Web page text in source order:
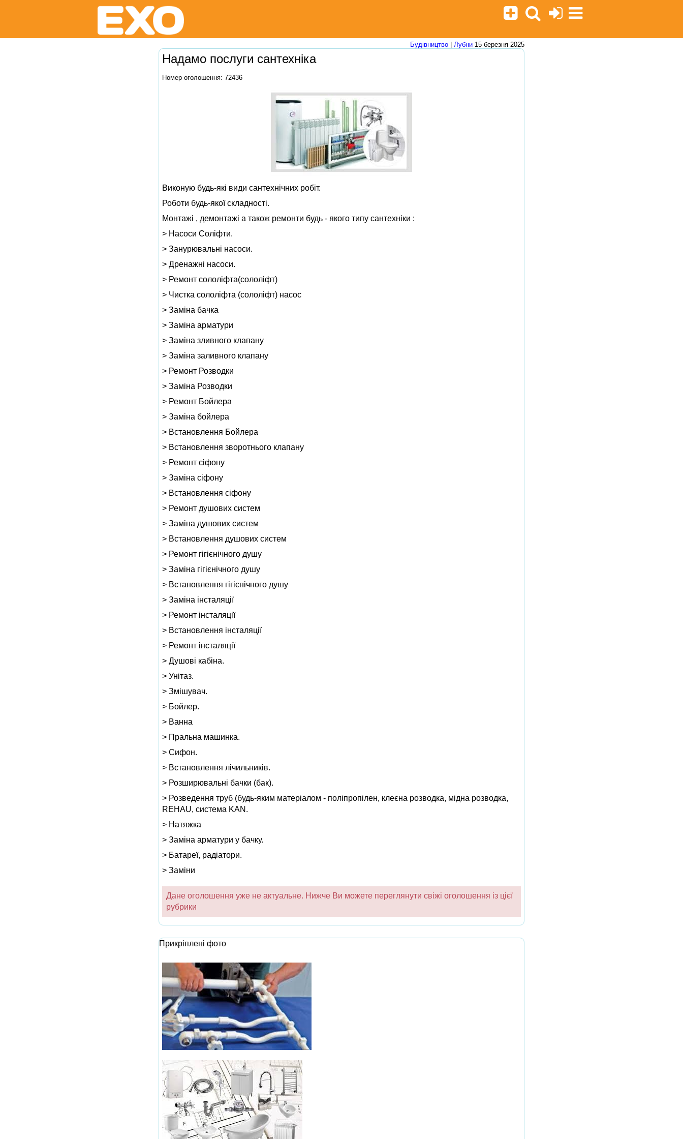
Будівництво Лубни 15 березня 2025
Надамо послуги сантехніка
Номер оголошення: 72436
Виконую будь-які види сантехнічних робіт.
Роботи будь-якої складності.
Монтажі , демонтажі а також ремонти будь - якого типу сантехніки :
> Насоси Соліфти.
> Занурювальні насоси.
> Дренажні насоси.
> Ремонт сололіфта(сололіфт)
> Чистка сололіфта (сололіфт) насос
> Заміна бачка
> Заміна арматури
> Заміна зливного клапану
> Заміна заливного клапану
> Ремонт Розводки
> Заміна Розводки
> Ремонт Бойлера
> Заміна бойлера
> Встановлення Бойлера
> Встановлення зворотнього клапану
> Ремонт сіфону
> Заміна сіфону
> Встановлення сіфону
> Ремонт душових систем
> Заміна душових систем
> Встановлення душових систем
> Ремонт гігієнічного душу
> Заміна гігієнічного душу
> Встановлення гігієнічного душу
> Заміна інсталяції
> Ремонт інсталяції
> Встановлення інсталяції
> Ремонт інсталяції
> Душові кабіна.
> Унітаз.
> Змішувач.
> Бойлер.
> Ванна
> Пральна машинка.
> Сифон.
> Встановлення лічильників.
> Розширювальні бачки (бак).
> Розведення труб (будь-яким матеріалом - поліпропілен, клеєна розводка, мідна розводка,
REHAU, система KAN.
> Натяжка
> Заміна арматури у бачку.
> Батареї, радіатори.
> Заміни
Дане оголошення уже не актуальне. Нижче Ви можете переглянути свіжі оголошення із цієї
рубрики
Прикріплені фото